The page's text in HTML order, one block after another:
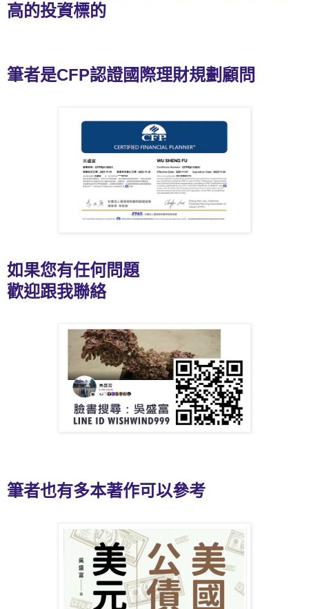
高的投資標的
筆者是CFP認證國際理財規劃顧問
如果您有任何問題
歡迎跟我聯絡
筆者也有多本著作可以參考